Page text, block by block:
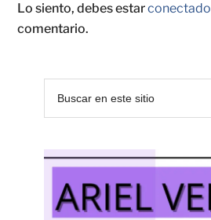
Lo siento, debes estarconectado
comentario.